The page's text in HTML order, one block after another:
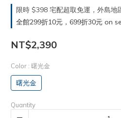
限時 $398 宅配超取免運，外島
全館299折10元，699折30元 on
NT$2,390
Color : 曙光金
曙光金
Quantity